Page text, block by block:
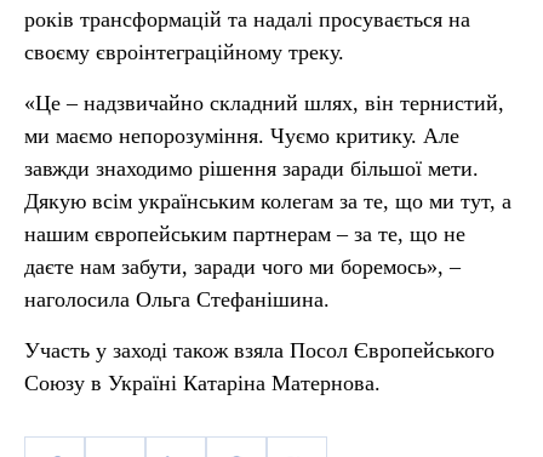
років трансформацій та надалі просувається на
своєму євроінтеграційному треку.
«Це – надзвичайно складний шлях, він тернистий,
ми маємо непорозуміння. Чуємо критику. Але
завжди знаходимо рішення заради більшої мети.
Дякую всім українським колегам за те, що ми тут, а
нашим європейським партнерам – за те, що не
даєте нам забути, заради чого ми боремось», –
наголосила Ольга Стефанішина.
Участь у заході також взяла Посол Європейського
Союзу в Україні Катаріна Матернова.